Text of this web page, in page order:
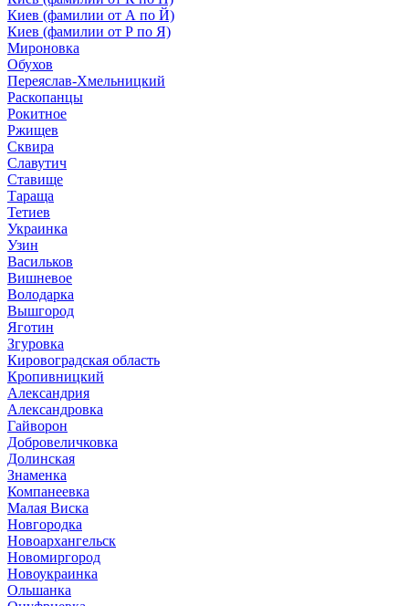
Киев (фамилии от А по Й)
Киев (фамилии от Р по Я)
Мироновка
Обухов
Переяслав-Хмельницкий
Раскопанцы
Рокитное
Ржищев
Сквира
Славутич
Ставище
Тараща
Тетиев
Украинка
Узин
Васильков
Вишневое
Володарка
Вышгород
Яготин
Згуровка
Кировоградская область
Кропивницкий
Александрия
Александровка
Гайворон
Добровеличковка
Долинская
Знаменка
Компанеевка
Малая Виска
Новгородка
Новоархангельск
Новомиргород
Новоукраинка
Ольшанка